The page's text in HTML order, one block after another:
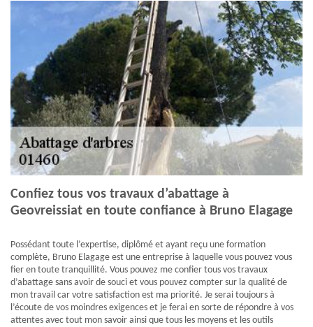
Confiez tous vos travaux d’abattage à
Geovreissiat en toute confiance à Bruno Elagage
Possédant toute l’expertise, diplômé et ayant reçu une formation
complète, Bruno Elagage est une entreprise à laquelle vous pouvez vous
fier en toute tranquillité. Vous pouvez me confier tous vos travaux
d’abattage sans avoir de souci et vous pouvez compter sur la qualité de
mon travail car votre satisfaction est ma priorité. Je serai toujours à
l’écoute de vos moindres exigences et je ferai en sorte de répondre à vos
attentes avec tout mon savoir ainsi que tous les moyens et les outils